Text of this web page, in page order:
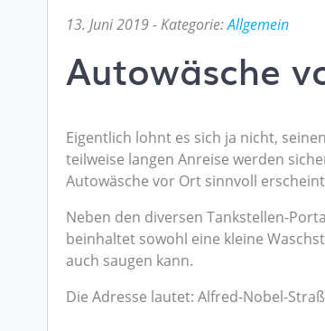
13. Juni 2019- Kategorie:Allgemein
Autowäsche
Eigentlich lohnt es sich ja nicht,
teilweise langen Anreise werden
Autowäsche vor Ort sinnvoll
Neben den diversen Tankstellen-
beinhaltet sowohl eine kleine
auch saugen kann.
Die Adresse lautet: Alfred-Nobel-